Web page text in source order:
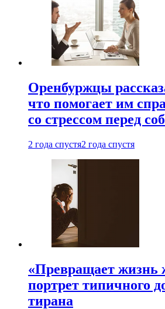
Оренбуржцы
что помогает им
со стрессом перед
2 года спустя2 года спустя
«Превращает жизнь
портрет типичного
тирана